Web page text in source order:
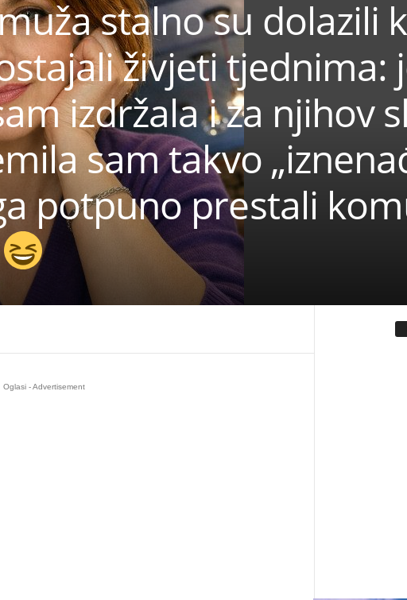
stalno su dolazili
živjeti tjednima:
izdržala i za njihov
sam takvo
potpuno prestali
Oglasi - Advertisement